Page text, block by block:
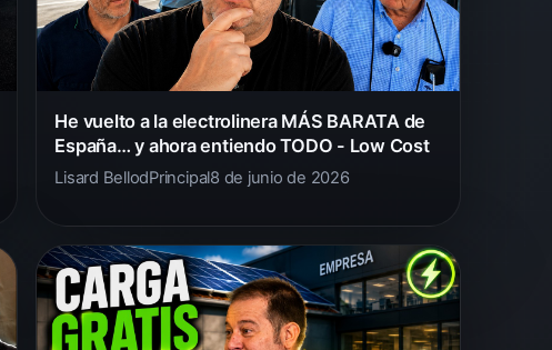
He vuelto a la electrolinera MÁS BARATA de
España… y ahora entiendo TODO - Low Cost
Lisard BellodPrincipal8 de junio de 2026